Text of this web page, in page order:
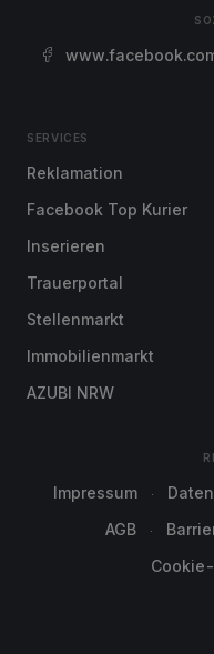
SERVICES
Reklamation
Facebook Top Kurier
Inserieren
Trauerportal
Stellenmarkt
Immobilienmarkt
AZUBI NRW
Impressum
AGB